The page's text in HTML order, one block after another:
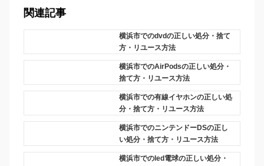
関連記事
横浜市でのdvdの正しい処分・捨て
方・リユース方法
横浜市でのAirPodsの正しい処分・
捨て方・リユース方法
横浜市での有線イヤホンの正しい処
分・捨て方・リユース方法
横浜市でのニンテンドーDSの正し
い処分・捨て方・リユース方法
横浜市でのled電球の正しい処分・